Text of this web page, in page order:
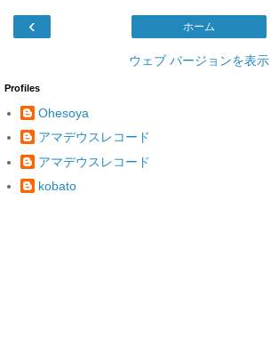
‹ ホーム
ウェブ バージョンを表示
Profiles
Ohesoya
アマデウスレコード
アマデウスレコード
kobato